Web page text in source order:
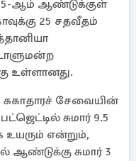
ஆம் ஆண்டுக்குள்
25 சதவீதம்
உள்ளானது.
சேவையின்
சுமார் 9.5
உயரும் என்றும்,
சுமார் 3